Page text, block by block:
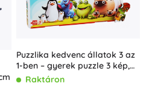
Puzzlika kedvenc állatok 3 az
1-ben – gyerek puzzle 3 kép,
50 darab
Raktáron